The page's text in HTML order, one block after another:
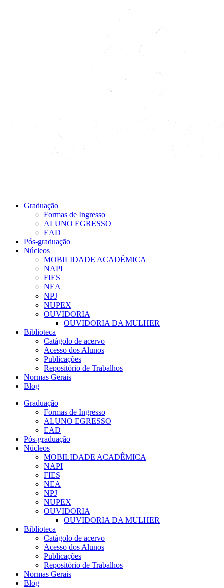
Graduação
Formas de Ingresso
ALUNO EGRESSO
EAD
Pós-graduação
Núcleos
MOBILIDADE ACADÊMICA
NAPI
FIES
NEA
NPJ
NUPEX
OUVIDORIA
OUVIDORIA DA MULHER
Biblioteca
Catágolo de acervo
Acesso dos Alunos
Publicações
Repositório de Trabalhos
Normas Gerais
Blog
Graduação
Formas de Ingresso
ALUNO EGRESSO
EAD
Pós-graduação
Núcleos
MOBILIDADE ACADÊMICA
NAPI
FIES
NEA
NPJ
NUPEX
OUVIDORIA
OUVIDORIA DA MULHER
Biblioteca
Catágolo de acervo
Acesso dos Alunos
Publicações
Repositório de Trabalhos
Normas Gerais
Blog